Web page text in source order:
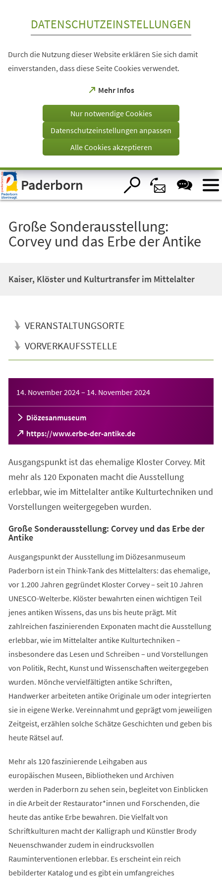
Visuelle
Assistenzsoftware
öffnen.
DATENSCHUTZEINSTELLUNGEN
Durch die Nutzung dieser Website erklären Sie sich damit
einverstanden, dass diese Seite Cookies verwendet.
Mehr Infos
(Öffnet
einem
Tab)
Nur notwendige Cookies
Datenschutzeinstellungen anpassen
Alle Cookies akzeptieren
Paderborn
Große Sonderausstellung:
Corvey und das Erbe der Antike
Kaiser, Klöster und Kulturtransfer im Mittelalter
VERANSTALTUNGSORTE
VORVERKAUFSSTELLE
14. November 2024– 14. November 2024
Diözesanmuseum
https://www.erbe-der-antike.de
(Öffnet
in
neuen
Tab)
Ausgangspunkt ist das ehemalige Kloster Corvey. Mit
mehr als 120 Exponaten macht die Ausstellung
erlebbar, wie im Mittelalter antike Kulturtechniken und
Vorstellungen weitergegeben wurden.
Große Sonderausstellung: Corvey und das Erbe der
Antike
Ausgangspunkt der Ausstellung im Diözesanmuseum
Paderborn ist ein Think-Tank des Mittelalters: das ehemalige,
vor 1.200 Jahren gegründet Kloster Corvey – seit 10 Jahren
UNESCO-Welterbe. Klöster bewahrten einen wichtigen Teil
jenes antiken Wissens, das uns bis heute prägt. Mit
zahlreichen faszinierenden Exponaten macht die Ausstellung
erlebbar, wie im Mittelalter antike Kulturtechniken –
insbesondere das Lesen und Schreiben – und Vorstellungen
von Politik, Recht, Kunst und Wissenschaften weitergegeben
wurden. Mönche vervielfältigten antike Schriften,
Handwerker arbeiteten antike Originale um oder integrierten
sie in eigene Werke. Vereinnahmt und geprägt vom jeweiligen
Zeitgeist, erzählen solche Schätze Geschichten und geben bis
heute Rätsel auf.
Mehr als 120 faszinierende Leihgaben aus
europäischen Museen, Bibliotheken und Archiven
werden in Paderborn zu sehen sein, begleitet von Einblicken
in die Arbeit der Restaurator*innen und Forschenden, die
heute das antike Erbe bewahren. Die Vielfalt von
Schriftkulturen macht der Kalligraph und Künstler Brody
Neuenschwander zudem in eindrucksvollen
Rauminterventionen erlebbar. Es erscheint ein reich
bebilderter Katalog und es gibt ein umfangreiches